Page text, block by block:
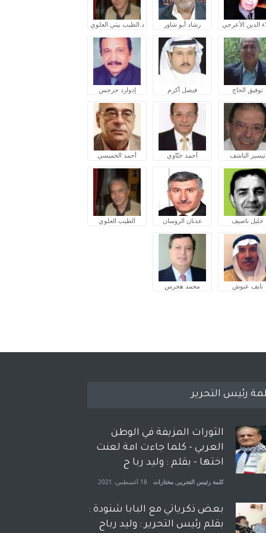
الدين الأعرجي رشاد أبو شاور د.الطيب بيتي العلوي
توفيق الحاج فيصل أكرم إدوارد جرجس
تيسير الناشف أحمد ختّاوي أحمد الخميسي
خليل ناصيف عدنان الروسان الطيب العلوي
نايف عبوش محمد هجرس
رئيس التحرير
الثورات المزيفة في الوطن
العربي - كلما جاءت امة لعنت
اختها - بقلم : وليد ربا ح
كلمة رئيس التحرير , مختارات 18 أغسطس، 2021
بعض ذكرياتي مع البابا شنودة :
بقلم رئيس التحرير : وليد رباح